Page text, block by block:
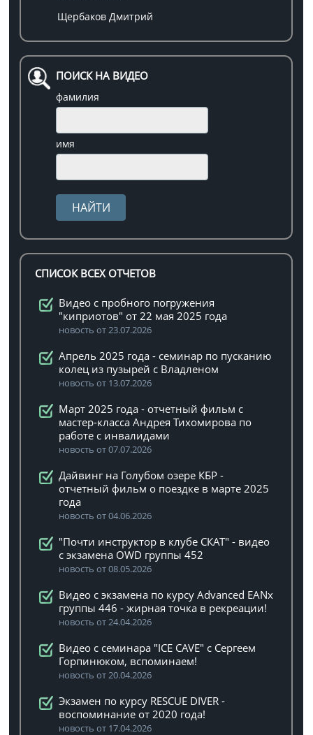
Щербаков Дмитрий
ПОИСК НА ВИДЕО
фамилия
имя
СПИСОК ВСЕХ ОТЧЕТОВ
Видео с пробного погружения
"киприотов" от 22 мая 2025 года
новость от 23.07.2026
Апрель 2025 года - семинар по пусканию
колец из пузырей с Владленом
новость от 13.07.2026
Март 2025 года - отчетный фильм с
мастер-класса Андрея Тихомирова по
работе с инвалидами
новость от 07.07.2026
Дайвинг на Голубом озере КБР -
отчетный фильм о поездке в марте 2025
года
новость от 04.06.2026
"Почти инструктор в клубе СКАТ" - видео
с экзамена OWD группы 452
новость от 08.05.2026
Видео с экзамена по курсу Advanced EANx
группы 446 - жирная точка в рекреации!
новость от 24.04.2026
Видео с семинара "ICE CAVE" с Сергеем
Горпинюком, вспоминаем!
новость от 20.04.2026
Экзамен по курсу RESCUE DIVER -
воспоминание от 2020 года!
новость от 17.04.2026